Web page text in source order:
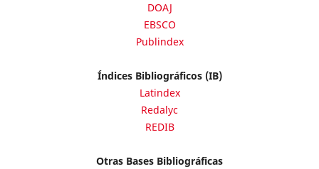
DOAJ
EBSCO
Publindex
Índices Bibliográficos (IB)
Latindex
Redalyc
REDIB
Otras Bases Bibliográficas